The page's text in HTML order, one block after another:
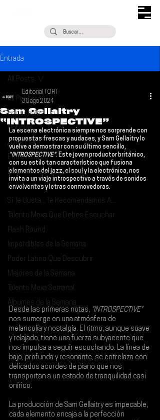
Entrada
All Posts
Escúchalo
Noticias
¿Qué Plan?
Entrevistas
Descubrimiento Semanal
Coberturas
Si Te Gusta... Te Recomendamos A...
Talento Mexa Que Debes Escuchar
Flash Round
Imperdibles de la Semana
Poder Latino Que Descubrir
Mejores de la Semana
Talento Mexa Semanal
Álbumes de la Semana
All Posts
Sam Gellaitry
“INTROSPECTIVE”
Editorial TORT
30 ago 2024
La escena electrónica siempre nos sorprende con
propuestas frescas y audaces, y Sam Gellaitry lo
vuelve a demostrar con su último sencillo,
"INTROSPECTIVE". Este joven productor británico,
con su estilo tan característico que fusiona
elementos del jazz, el soul y la electrónica, nos
invita a un viaje introspectivo a través de sonidos
envolventes y letras conmovedoras.
Desde las primeras notas, "INTROSPECTIVE"
nos sumerge en una atmósfera de
melancolía y nostalgia. El ritmo, aunque suave
y relajado, tiene una fuerza subyacente que
nos impulsa a seguir escuchando. La línea de
bajo, profunda y resonante, se entrelaza con
delicados acordes de piano que nos
transportan a un estado de tranquilidad casi
onírico.
La producción de Sam Gellaitry es impecable,
cada elemento encaja a la perfección